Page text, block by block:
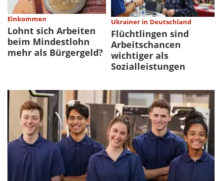
Einkommen
Lohnt sich Arbeiten
beim Mindestlohn
mehr als Bürgergeld?
Ukrainer in Deutschland
Flüchtlingen sind
Arbeitschancen
wichtiger als
Sozialleistungen